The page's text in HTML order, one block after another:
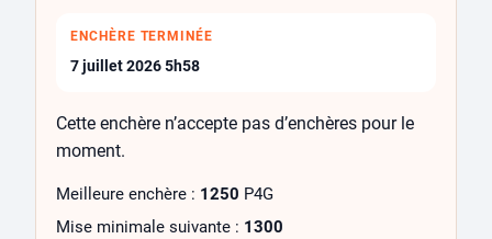
ENCHÈRE TERMINÉE
7 juillet 2026 5h58
Cette enchère n’accepte pas d’enchères pour le
moment.
Meilleure enchère : 1250 P4G
Mise minimale suivante : 1300